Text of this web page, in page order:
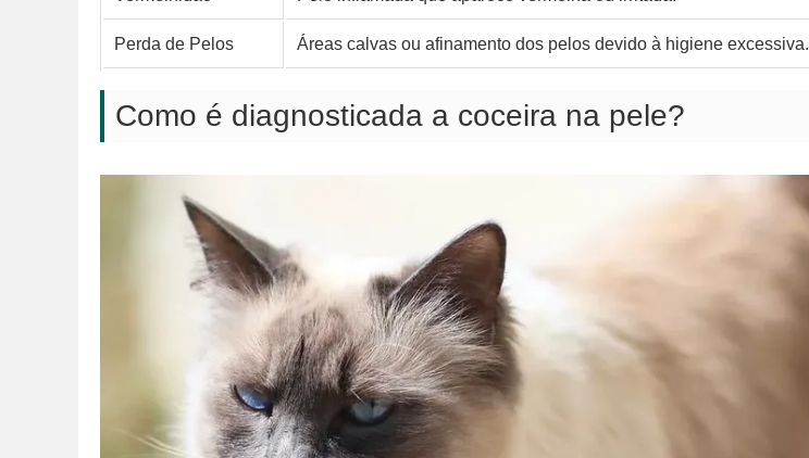
Perda de Pelos Áreas calvas ou afinamento dos pelos devido à higiene excessiva.
Como é diagnosticada a coceira na pele?